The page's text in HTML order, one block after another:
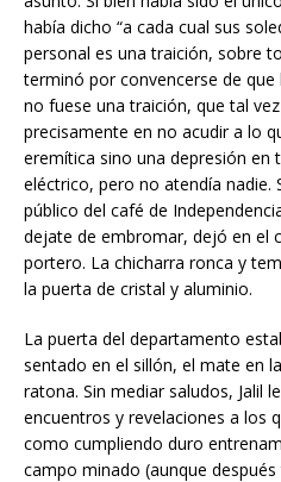
había dicho “a cada cual sus
personal es una traición, sobre
terminó por convencerse de
no fuese una traición, que tal
precisamente en no acudir a lo
eremítica sino una depresión en
eléctrico, pero no atendía nadie.
público del café de
dejate de embromar, dejó en el
portero. La chicharra ronca y
la puerta de cristal y aluminio.
La puerta del departamento
sentado en el sillón, el mate en
ratona. Sin mediar saludos, Jalil
encuentros y revelaciones a los
como cumpliendo duro
campo minado (aunque